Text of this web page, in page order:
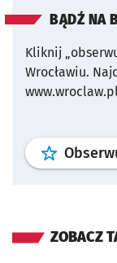
BĄDŹ NA
Kliknij
Wrocławiu.
ZOBACZ